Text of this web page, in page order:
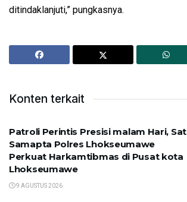
ditindaklanjuti,” pungkasnya.
Konten terkait
Patroli Perintis Presisi malam Hari, Sat
Samapta Polres Lhokseumawe
Perkuat Harkamtibmas di Pusat kota
Lhokseumawe
9 AGUSTUS 2026